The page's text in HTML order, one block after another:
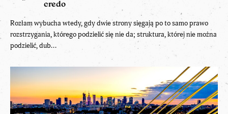
credo
Rozłam wybucha wtedy, gdy dwie strony sięgają po to samo prawo
rozstrzygania, którego podzielić się nie da; struktura, której nie można
podzielić, dub...